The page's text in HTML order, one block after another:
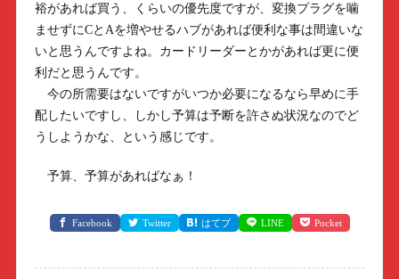
裕があれば買う、くらいの優先度ですが、変換プラグを噛
ませずにCとAを増やせるハブがあれば便利な事は間違いな
いと思うんですよね。カードリーダーとかがあれば更に便
利だと思うんです。
今の所需要はないですがいつか必要になるなら早めに手
配したいですし、しかし予算は予断を許さぬ状況なのでど
うしようかな、という感じです。
予算、予算があればなぁ！
Facebook Twitter はてブ LINE Pocket